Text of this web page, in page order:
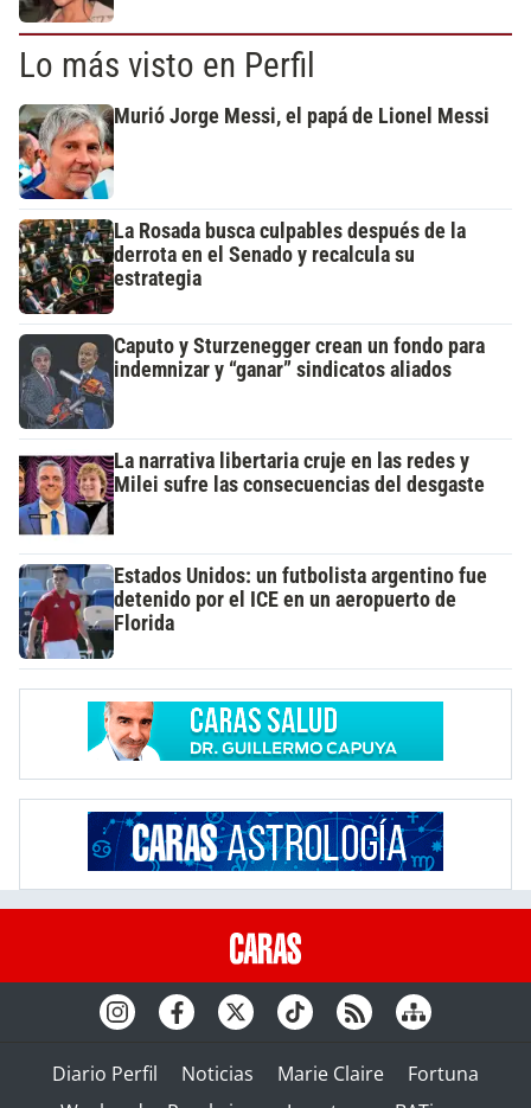
Lo más visto en Perfil
Murió Jorge Messi, el papá de Lionel Messi
La Rosada busca culpables después de la
derrota en el Senado y recalcula su
estrategia
Caputo y Sturzenegger crean un fondo para
indemnizar y “ganar” sindicatos aliados
La narrativa libertaria cruje en las redes y
Milei sufre las consecuencias del desgaste
Estados Unidos: un futbolista argentino fue
detenido por el ICE en un aeropuerto de
Florida
Diario Perfil Noticias Marie Claire
Fortuna